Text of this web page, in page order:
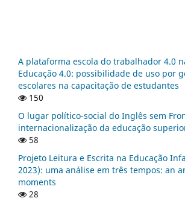
A plataforma escola do trabalhador 4.0
Educação 4.0: possibilidade de uso por
escolares na capacitação de estudantes
150
O lugar político-social do Inglês sem
internacionalização da educação
58
Projeto Leitura e Escrita na Educação
2023): uma análise em três tempos: an
moments
28